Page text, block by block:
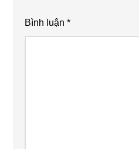
Bình luận*